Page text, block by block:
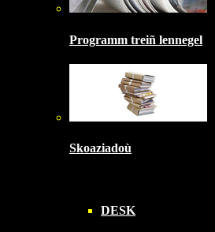
Programm treiñ lennegel
Skoaziadoù
DESK